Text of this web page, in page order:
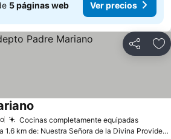
5 páginas web Ver precios
Compartir
Cocinas completamente equipadas
a 1.6 km de: Nuestra Señora de la Divina Providencia